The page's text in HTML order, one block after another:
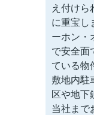
え付けら
に重宝し
ーホン・
で安全面
ている物
敷地内駐
区や地下
当社まで